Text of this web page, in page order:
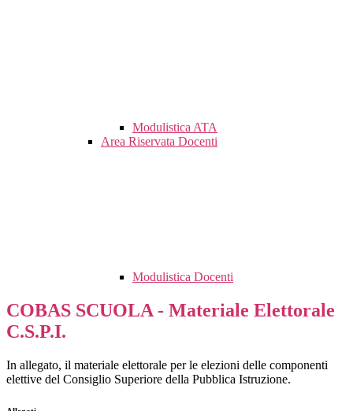
Modulistica ATA
Area Riservata Docenti
Modulistica Docenti
COBAS SCUOLA - Materiale Elettorale
C.S.P.I.
In allegato, il materiale elettorale per le elezioni delle componenti
elettive del Consiglio Superiore della Pubblica Istruzione.